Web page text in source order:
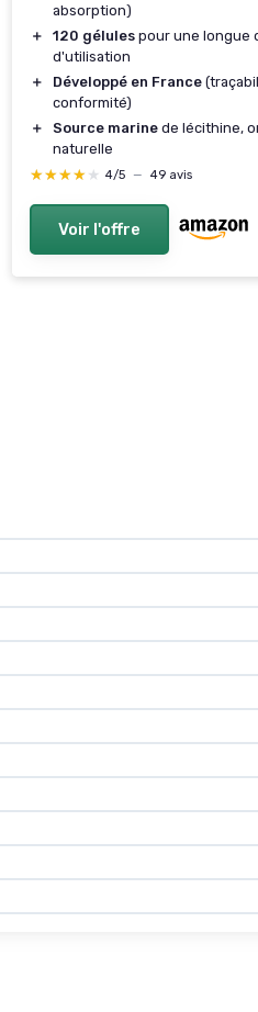
absorption)
＋
120 gélules pour une longue
d'utilisation
＋
Développé en France
conformité)
＋
Source marine de lécithine,
naturelle
★★★★★
★★★★★ 4/5 — 49 avis
Voir l'offre